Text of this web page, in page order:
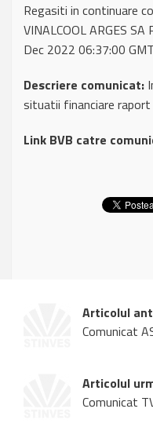
Regasiti in continuare
VINALCOOL ARGES
Dec 2022 06:37:00 GMT
Descriere comunicat:
situatii financiare
Link BVB catre
Articolul
Comunicat
Articolul
Comunicat